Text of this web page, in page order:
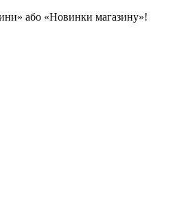
або «Новинки магазину»!